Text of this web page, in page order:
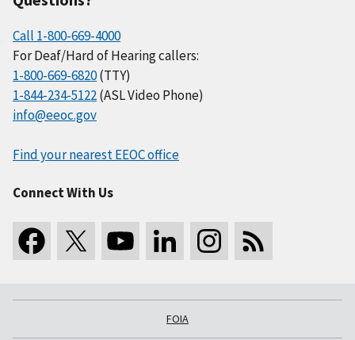
Call 1-800-669-4000
For Deaf/Hard of Hearing callers:
1-800-669-6820(TTY)
1-844-234-5122(ASL Video Phone)
info@eeoc.gov
Find your nearest EEOC office
Connect With Us
FOIA